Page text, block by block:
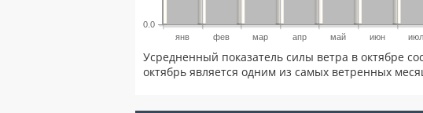
янв фев мар апр май июн июл
0.0
Усредненный показатель силы ветра в октябре
октябрь является одним из самых ветренных